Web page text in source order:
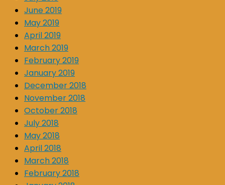
June 2019
May 2019
April 2019
March 2019
February 2019
January 2019
December 2018
November 2018
October 2018
July 2018
May 2018
April 2018
March 2018
February 2018